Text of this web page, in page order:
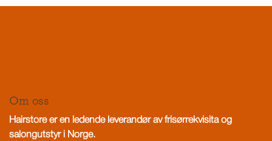
Om oss
Hairstore er en ledende leverandør av frisørrekvisita og
salongutstyr i Norge.